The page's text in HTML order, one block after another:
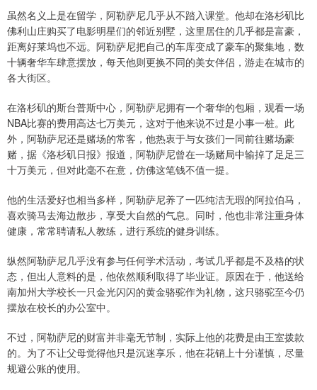
虽然名义上是在留学，阿勒萨尼几乎从不踏入课堂。他却在洛杉矶比
佛利山庄购买了电影明星们的邻近别墅，这里居住的几乎都是富豪，
距离好莱坞也不远。阿勒萨尼把自己的车库变成了豪车的聚集地，数
十辆奢华车肆意摆放，每天他则更换不同的美女伴侣，游走在城市的
各大街区。
在洛杉矶的斯台普斯中心，阿勒萨尼拥有一个奢华的包厢，观看一场
NBA比赛的费用高达七万美元，这对于他来说不过是小事一桩。此
外，阿勒萨尼还是赌场的常客，他热衷于与女孩们一同前往赌场豪
赌，据《洛杉矶日报》报道，阿勒萨尼曾在一场赌局中输掉了足足三
十万美元，但对此毫不在意，仿佛这笔钱不值一提。
他的生活爱好也相当多样，阿勒萨尼养了一匹纯洁无瑕的阿拉伯马，
喜欢骑马去海边散步，享受大自然的气息。同时，他也非常注重身体
健康，常常聘请私人教练，进行系统的健身训练。
纵然阿勒萨尼几乎没有参与任何学术活动，考试几乎都是不及格的状
态，但出人意料的是，他依然顺利取得了毕业证。原因在于，他送给
南加州大学校长一只金光闪闪的黄金骆驼作为礼物，这只骆驼至今仍
摆放在校长的办公室中。
不过，阿勒萨尼的财富并非毫无节制，实际上他的花费是由王室拨款
的。为了不让父母觉得他只是沉迷享乐，他在花销上十分谨慎，尽量
规避公账的使用。